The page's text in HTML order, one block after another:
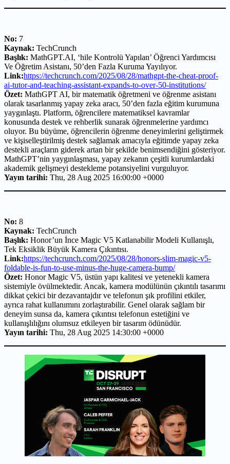
No: 7
Kaynak: TechCrunch
Başlık: MathGPT.AI, ‘hile Kontrolü Yapılan’ Öğrenci Yardımcısı
Ve Öğretim Asistanı, 50’den Fazla Kuruma Yayılıyor.
Link:https://techcrunch.com/2025/08/28/mathgpt-the-cheat-proof-
ai-tutor-and-teaching-assistant-expands-to-over-50-institutions/
Özet: MathGPT AI, bir matematik öğretmeni ve öğrenme asistanı
olarak tasarlanmış yapay zeka aracı, 50’den fazla eğitim kurumuna
yaygınlaştı. Platform, öğrencilere matematiksel kavramlar
konusunda destek ve rehberlik sunarak öğrenmelerine yardımcı
oluyor. Bu büyüme, öğrencilerin öğrenme deneyimlerini geliştirmek
ve kişiselleştirilmiş destek sağlamak amacıyla eğitimde yapay zeka
destekli araçların giderek artan bir şekilde benimsendiğini gösteriyor.
MathGPT’nin yaygınlaşması, yapay zekanın çeşitli kurumlardaki
akademik gelişmeyi destekleme potansiyelini vurguluyor.
Yayın tarihi: Thu, 28 Aug 2025 16:00:00 +0000
No: 8
Kaynak: TechCrunch
Başlık: Honor’un İnce Magic V5 Katlanabilir Modeli Kullanışlı,
Tek Eksiklik Büyük Kamera Çıkıntısı.
Link:https://techcrunch.com/2025/08/28/honors-slim-magic-v5-
foldable-is-fun-to-use-minus-the-huge-camera-bump/
Özet: Honor Magic V5, üstün yapı kalitesi ve yetenekli kamera
sistemiyle övülmektedir. Ancak, kamera modülünün çıkıntılı tasarımı
dikkat çekici bir dezavantajdır ve telefonun şık profilini etkiler,
ayrıca rahat kullanımını zorlaştırabilir. Genel olarak sağlam bir
deneyim sunsa da, kamera çıkıntısı telefonun estetiğini ve
kullanışlılığını olumsuz etkileyen bir tasarım ödünüdür.
Yayın tarihi: Thu, 28 Aug 2025 14:30:00 +0000